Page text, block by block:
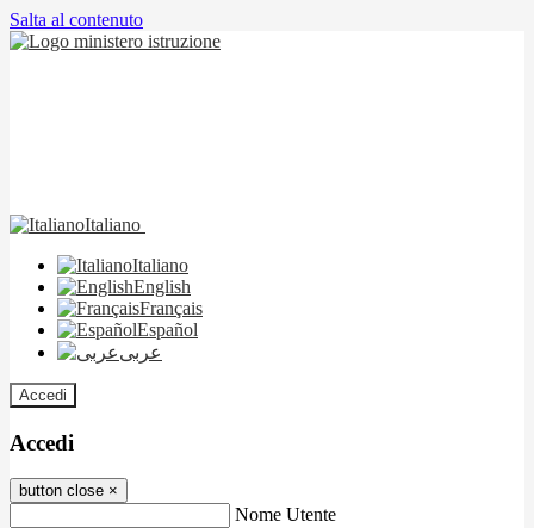
Salta al contenuto
Italiano
Italiano
English
Français
Español
عربى
Accedi
Accedi
button close ×
Nome Utente